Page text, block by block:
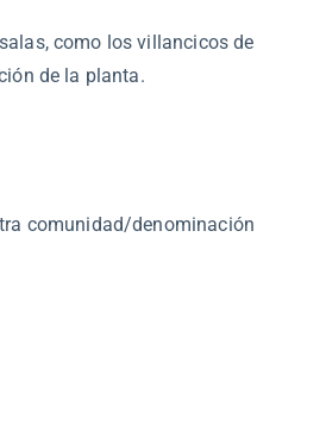
como los villancicos de
de la planta.
comunidad/denominación